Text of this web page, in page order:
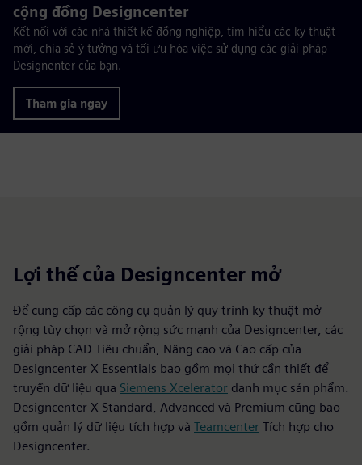
cộng đồng Designcenter
Kết nối với các nhà thiết kế đồng nghiệp, tìm hiểu các kỹ thuật
mới, chia sẻ ý tưởng và tối ưu hóa việc sử dụng các giải pháp
Designenter của bạn.
Tham gia ngay
Lợi thế của Designcenter mở
Để cung cấp các công cụ quản lý quy trình kỹ thuật mở
rộng tùy chọn và mở rộng sức mạnh của Designcenter, các
giải pháp CAD Tiêu chuẩn, Nâng cao và Cao cấp của
Designcenter X Essentials bao gồm mọi thứ cần thiết để
truyền dữ liệu qua Siemens Xcelerator danh mục sản phẩm.
Designcenter X Standard, Advanced và Premium cũng bao
gồm quản lý dữ liệu tích hợp và Teamcenter Tích hợp cho
Designcenter.